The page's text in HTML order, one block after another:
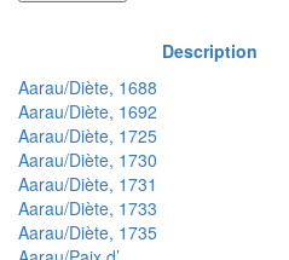
Description
Aarau/Diète, 1688
Aarau/Diète, 1692
Aarau/Diète, 1725
Aarau/Diète, 1730
Aarau/Diète, 1731
Aarau/Diète, 1733
Aarau/Diète, 1735